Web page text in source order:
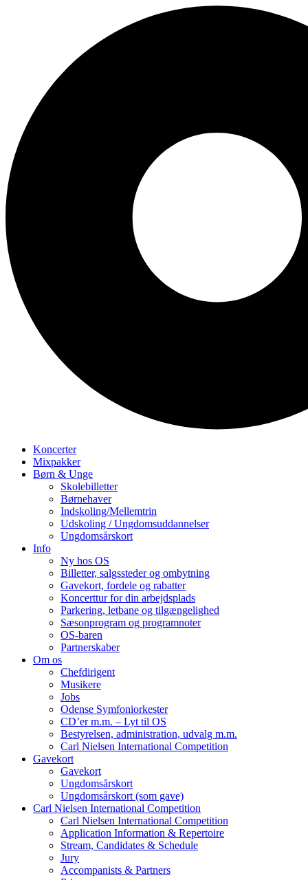
Koncerter
Mixpakker
Børn & Unge
Skolebilletter
Børnehaver
Indskoling/Mellemtrin
Udskoling / Ungdomsuddannelser
Ungdomsårskort
Info
Ny hos OS
Billetter, salgssteder og ombytning
Gavekort, fordele og rabatter
Koncerttur for din arbejdsplads
Parkering, letbane og tilgængelighed
Sæsonprogram og programnoter
OS-baren
Partnerskaber
Om os
Chefdirigent
Musikere
Jobs
Odense Symfoniorkester
CD’er m.m. – Lyt til OS
Bestyrelsen, administration, udvalg m.m.
Carl Nielsen International Competition
Gavekort
Gavekort
Ungdomsårskort
Ungdomsårskort (som gave)
Carl Nielsen International Competition
Carl Nielsen International Competition
Application Information & Repertoire
Stream, Candidates & Schedule
Jury
Accompanists & Partners